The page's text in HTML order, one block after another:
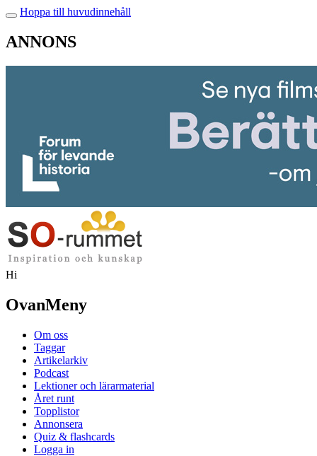
Hoppa till huvudinnehåll
ANNONS
Hi
OvanMeny
Om oss
Taggar
Artikelarkiv
Podcast
Lektioner och lärarmaterial
Året runt
Topplistor
Annonsera
Quiz & flashcards
Logga in